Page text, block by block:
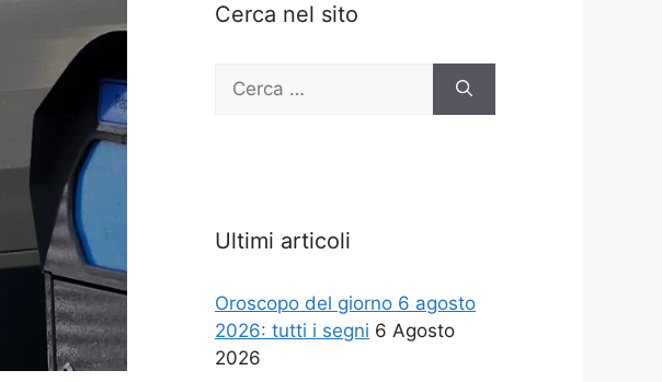
Cerca nel sito
Ricerca
Ultimi articoli
Oroscopo del giorno 6 agosto
2026: tutti i segni 6 Agosto
2026